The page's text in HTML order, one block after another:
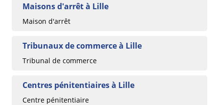
Maisons d'arrêt à Lille
Maison d'arrêt
Tribunaux de commerce à Lille
Tribunal de commerce
Centres pénitentiaires à Lille
Centre pénitentiaire